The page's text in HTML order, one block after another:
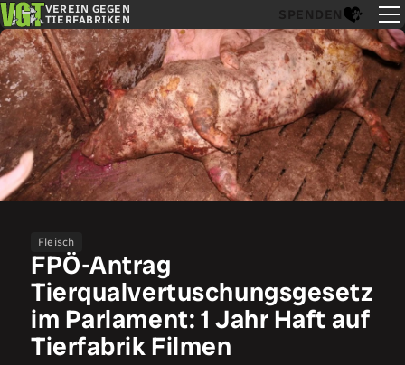
VEREIN GEGEN
TIERFABRIKEN
SPENDEN
Fleisch
FPÖ-Antrag
Tierqualvertuschungsgesetz
im Parlament: 1 Jahr Haft auf
Tierfabrik Filmen